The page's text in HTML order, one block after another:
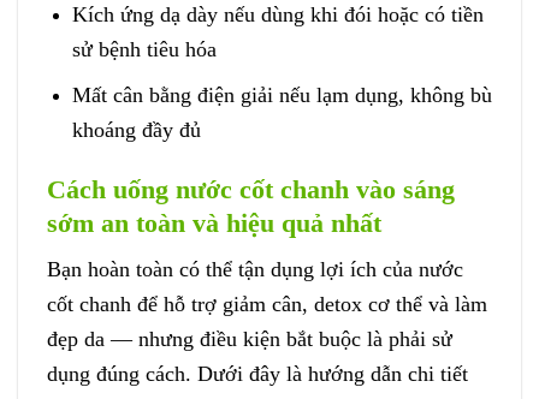
Kích ứng dạ dày nếu dùng khi đói hoặc có tiền
sử bệnh tiêu hóa
Mất cân bằng điện giải nếu lạm dụng, không bù
khoáng đầy đủ
Cách uống nước cốt chanh vào sáng
sớm an toàn và hiệu quả nhất
Bạn hoàn toàn có thể tận dụng lợi ích của nước
cốt chanh để hỗ trợ giảm cân, detox cơ thể và làm
đẹp da — nhưng điều kiện bắt buộc là phải sử
dụng đúng cách. Dưới đây là hướng dẫn chi tiết